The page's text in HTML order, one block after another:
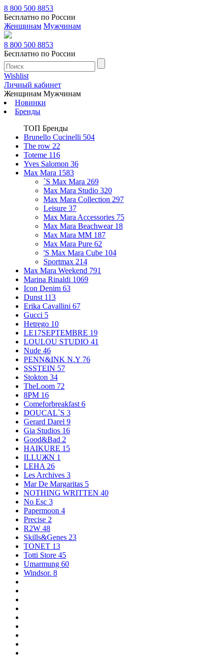
8 800 500 8853
Бесплатно по России
Женщинам Мужчинам
8 800 500 8853
Бесплатно по России
Wishlist
Личный кабинет
Женщинам Мужчинам
Новинки
Бренды
ТОП Бренды
Brunello Cucinelli 504
The row 22
Toteme 116
Yves Salomon 36
Max Mara 1583
`S Max Mara 269
Max Mara Studio 320
Max Mara Collection 297
Leisure 37
Max Mara Accessories 75
Max Mara Beachwear 18
Max Mara MM 187
Max Mara Pure 62
'S Max Mara Cube 104
Sportmax 214
Max Mara Weekend 791
Marina Rinaldi 1069
Icon Denim 63
Dunst 113
Erika Cavallini 67
Gucci 5
Hetrego 10
LE17SEPTEMBRE 19
LOULOU STUDIO 41
Nude 46
PENN&INK N.Y 76
SSSTEIN 57
Stokton 34
TheLoom 72
8PM 16
Comeforbreakfast 6
DOUCAL`S 3
Gerard Darel 9
Gia Studios 16
Good&Bad 2
HAIKURE 15
ILLUЖN 1
LEHA 26
Les Archives 3
Mar De Margaritas 5
NOTHING WRITTEN 40
No Esc 3
Papermoon 4
Precise 2
R2W 48
Skills&Genes 23
TONET 13
Totti Store 45
Umarmung 60
Windsor. 8